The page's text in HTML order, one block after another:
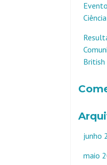
British
junho
maio